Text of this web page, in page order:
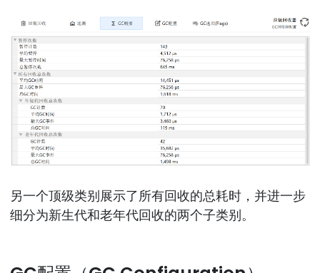
另一个顶级类别展示了所有回收的总耗时，并进一步
细分为新生代和老年代回收的两个子类别。